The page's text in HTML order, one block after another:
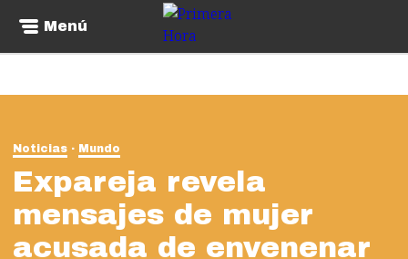
Menú
Noticias Mundo
Expareja revela
mensajes de mujer
acusada de envenenar